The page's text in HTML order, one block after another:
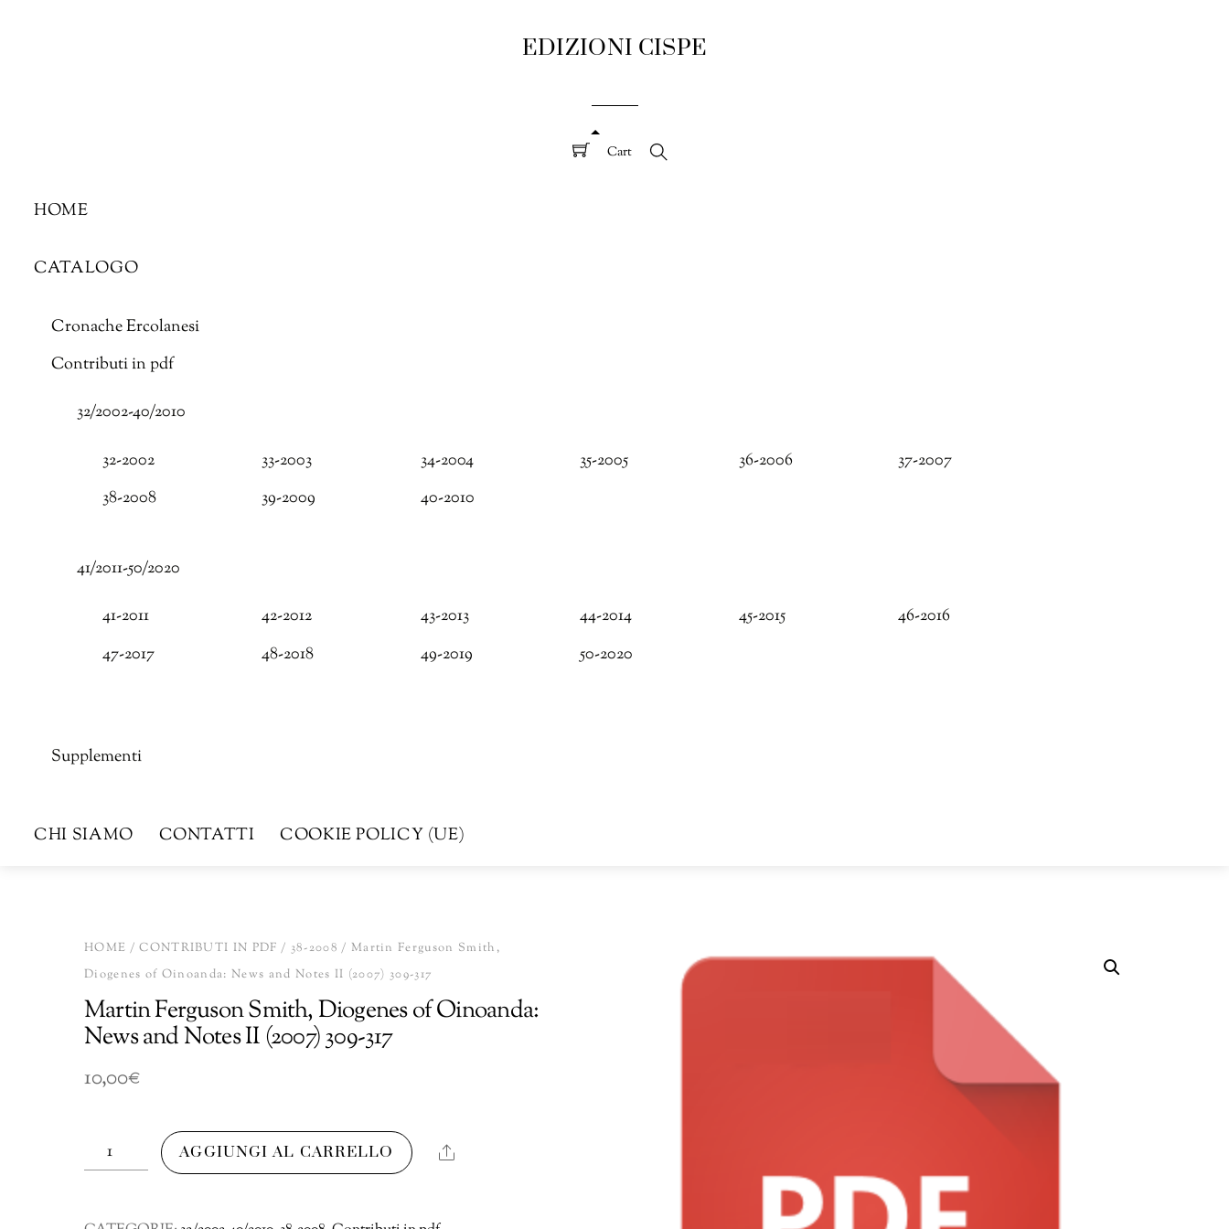
EDIZIONI CISPE
Cart
HOME
CATALOGO
Cronache Ercolanesi
Contributi in pdf
32/2002-40/2010
32-2002 33-2003 34-2004 35-2005 36-2006
37-2007
38-2008
39-2009 40-2010
41/2011-50/2020
41-2011 42-2012 43-2013 44-2014 45-2015
46-2016
47-2017
48-2018 49-2019 50-2020
Supplementi
CHI SIAMO CONTATTI COOKIE POLICY (UE)
HOME /CONTRIBUTI IN PDF / 38-2008 / Martin Ferguson Smith,
Diogenes of Oinoanda: News and Notes II (2007) 309-317
Martin Ferguson Smith, Diogenes of Oinoanda:
News and Notes II (2007) 309-317
10,00€
Martin
Ferguson
AGGIUNGI AL CARRELLO Share